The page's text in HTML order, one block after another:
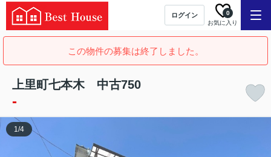
ログイン
お気に入り
0
この物件の募集は終了しました。
上里町七本木 中古750
-
1/4